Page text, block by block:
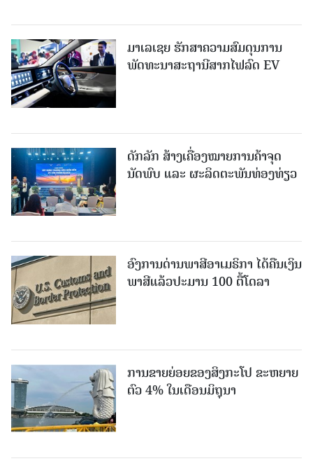
ມາເລເຊຍ ຮັກສາຄວາມສົມດຸນການ
ພັດທະນາສະຖານີສາກໄຟລົດ EV
ດັກລັກ ສ້າງເຄື່ອງໝາຍການຄ້າຈຸດ
ນັດພົບ ແລະ ຜະລິດຕະພັນທ່ອງທ່ຽວ
ອົງການດ່ານພາສີອາເມຣິກາ ໄດ້ຄືນເງິນ
ພາສີແລ້ວປະມານ 100 ຕື້ໂດລາ
ການຂາຍຍ່ອຍຂອງສິງກະໂປ ຂະຫຍາຍ
ຕົວ 4% ໃນເດືອນມິຖຸນາ